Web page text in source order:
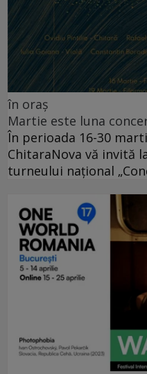
în oraș
Martie este luna
În perioada 16-30
ChitaraNova vă invită
turneului național